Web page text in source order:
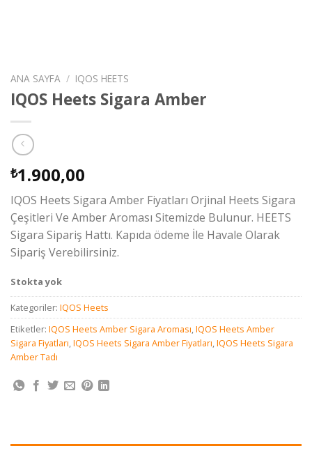
ANA SAYFA / IQOS HEETS
IQOS Heets Sigara Amber
₺1.900,00
IQOS Heets Sigara Amber Fiyatları Orjinal Heets Sigara
Çeşitleri Ve Amber Aroması Sitemizde Bulunur. HEETS
Sigara Sipariş Hattı. Kapıda ödeme İle Havale Olarak
Sipariş Verebilirsiniz.
Stokta yok
Kategoriler: IQOS Heets
Etiketler: IQOS Heets Amber Sigara Aroması,IQOS Heets Amber
Sigara Fiyatları,IQOS Heets Sigara Amber Fiyatları,IQOS Heets Sigara
Amber Tadı